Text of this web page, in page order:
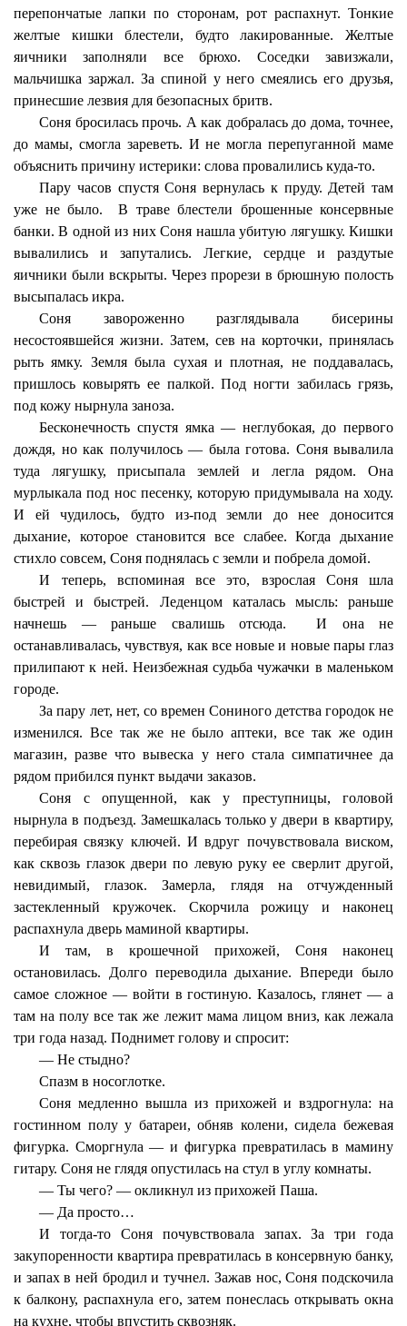
перепончатые лапки по сторонам, рот распахнут. Тонкие
желтые кишки блестели, будто лакированные. Желтые
яичники заполняли все брюхо. Соседки завизжали,
мальчишка заржал. За спиной у него смеялись его друзья,
принесшие лезвия для безопасных бритв.
Соня бросилась прочь. А как добралась до дома, точнее,
до мамы, смогла зареветь. И не могла перепуганной маме
объяснить причину истерики: слова провалились куда-то.
Пару часов спустя Соня вернулась к пруду. Детей там
уже не было.
В траве блестели брошенные консервные
банки. В одной из них Соня нашла убитую лягушку. Кишки
вывалились и запутались. Легкие, сердце и раздутые
яичники были вскрыты. Через прорези в брюшную полость
высыпалась икра.
Соня завороженно разглядывала бисерины
несостоявшейся жизни. Затем, сев на корточки, принялась
рыть ямку. Земля была сухая и плотная, не поддавалась,
пришлось ковырять ее палкой. Под ногти забилась грязь,
под кожу нырнула заноза.
Бесконечность спустя ямка — неглубокая, до первого
дождя, но как получилось — была готова. Соня вывалила
туда лягушку, присыпала землей и легла рядом. Она
мурлыкала под нос песенку, которую придумывала на ходу.
И ей чудилось, будто из-под земли до нее доносится
дыхание, которое становится все слабее. Когда дыхание
стихло совсем, Соня поднялась с земли и побрела домой.
И теперь, вспоминая все это, взрослая Соня шла
быстрей и быстрей. Леденцом каталась мысль: раньше
начнешь — раньше свалишь отсюда.
И она не
останавливалась, чувствуя, как все новые и новые пары глаз
прилипают к ней. Неизбежная судьба чужачки в маленьком
городе.
За пару лет, нет, со времен Сониного детства городок не
изменился. Все так же не было аптеки, все так же один
магазин, разве что вывеска у него стала симпатичнее да
рядом прибился пункт выдачи заказов.
Соня с опущенной, как у преступницы, головой
нырнула в подъезд. Замешкалась только у двери в квартиру,
перебирая связку ключей. И вдруг почувствовала виском,
как сквозь глазок двери по левую руку ее сверлит другой,
невидимый, глазок. Замерла, глядя на отчужденный
застекленный кружочек. Скорчила рожицу и наконец
распахнула дверь маминой квартиры.
И там, в крошечной прихожей, Соня наконец
остановилась. Долго переводила дыхание. Впереди было
самое сложное — войти в гостиную. Казалось, глянет — а
там на полу все так же лежит мама лицом вниз, как лежала
три года назад. Поднимет голову и спросит:
— Не стыдно?
Спазм в носоглотке.
Соня медленно вышла из прихожей и вздрогнула: на
гостинном полу у батареи, обняв колени, сидела бежевая
фигурка. Сморгнула — и фигурка превратилась в мамину
гитару. Соня не глядя опустилась на стул в углу комнаты.
— Ты чего? — окликнул из прихожей Паша.
— Да просто…
И тогда-то Соня почувствовала запах. За три года
закупоренности квартира превратилась в консервную банку,
и запах в ней бродил и тучнел. Зажав нос, Соня подскочила
к балкону, распахнула его, затем понеслась открывать окна
на кухне, чтобы впустить сквозняк.